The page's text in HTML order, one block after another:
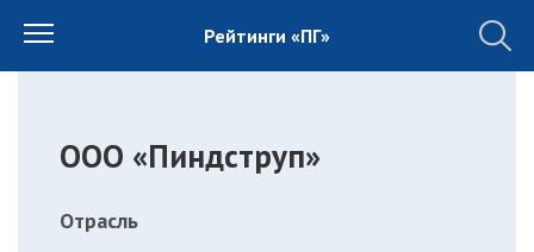
Рейтинги «ПГ»
ООО «Пиндструп»
Отрасль